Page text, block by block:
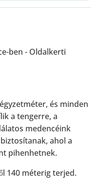
ben - Oldalkerti
és minden
a tengerre, a
medencéink
ahol a
pihenhetnek.
140 méterig terjed.